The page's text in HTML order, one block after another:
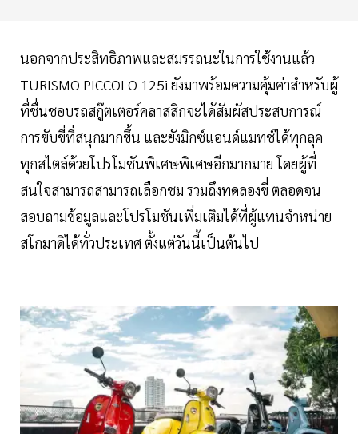
นอกจากประสิทธิภาพและสมรรถนะในการใช้งานแล้ว
TURISMO PICCOLO 125i ยังมาพร้อมความคุ้มค่าสำหรับผู้
ที่ชื่นชอบรถสกู๊ตเตอร์คลาสสิกจะได้สัมผัสประสบการณ์
การขับขี่ที่สนุกมากขึ้น และยังมิกซ์แอนด์แมทช์ได้ทุกลุค
ทุกสไตล์ด้วยโปรโมชันพิเศษพิเศษอีกมากมาย โดยผู้ที่
สนใจสามารถสามารถเลือกชม รวมถึงทดลองขี่ ตลอดจน
สอบถามข้อมูลและโปรโมชันเพิ่มเติมได้ที่ผู้แทนจำหน่าย
สโกมาดิได้ทั่วประเทศ ตั้งแต่วันนี้เป็นต้นไป